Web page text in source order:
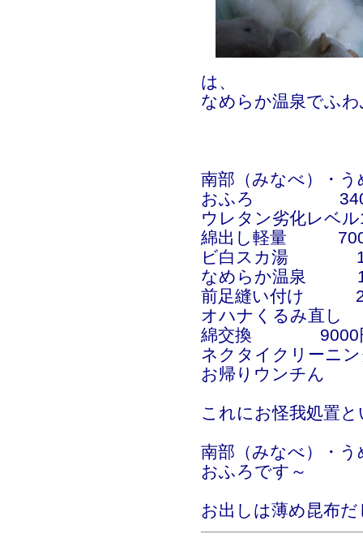
は、
なめらか温泉でふ
南部（みなべ）・
おふろ
ウレタン劣化レ
綿出し軽量
ビ白スカ湯
なめらか温泉
前足縫い付け
オハナくるみ直
綿交換 9000
ネクタイクリー
お帰りウンチん
これにお怪我処置
南部（みなべ）・
おふろです～
お出しは薄め昆布